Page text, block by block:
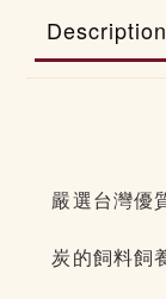
Description
嚴選台灣優
炭的飼料飼